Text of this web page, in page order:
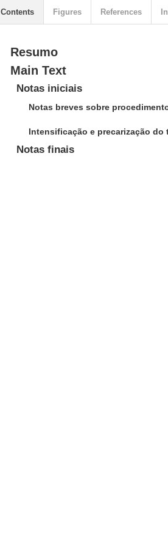
Resumo
Main Text
Notas iniciais
Notas breves sobre
Intensificação e precarização
Notas finais
Contents Figures References